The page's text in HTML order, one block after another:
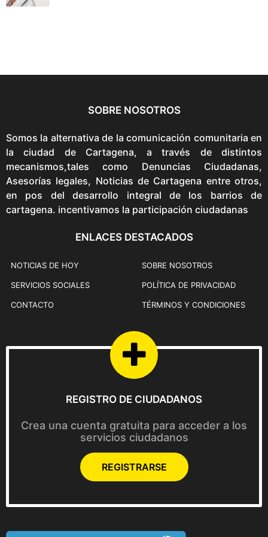
SOBRE NOSOTROS
Somos la alternativa de la comunicación comunitaria en
la ciudad de Cartagena, a través de distintos
mecanismos,tales como Denuncias Ciudadanas,
Asesorías legales, Noticias de Cartagena entre otros,
en pos del desarrollo integral de los barrios de
cartagena. incentivamos la participación ciudadanas
ENLACES DESTACADOS
NOTICIAS DE HOY
SERVICIOS SOCIALES
CONTACTO
SOBRE NOSOTROS
POLÍTICA DE PRIVACIDAD
TÉRMINOS Y CONDICIONES
REGISTRO DE CIUDADANOS
Crea una cuenta gratuita para acceder a los
servicios ciudadanos
REGISTRARSE